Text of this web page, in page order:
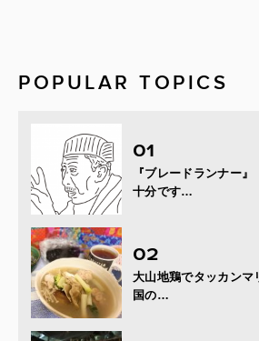
POPULAR TOPICS
『ブレードランナー』
十分です…
大山地鶏でタッカンマ
国の…